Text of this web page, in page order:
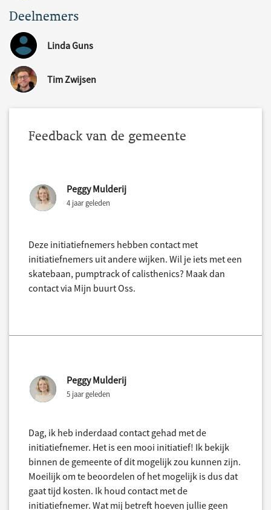
Deelnemers
Linda Guns
Tim Zwijsen
Feedback van de gemeente
Peggy Mulderij
4 jaar geleden
Deze initiatiefnemers hebben contact met
initiatiefnemers uit andere wijken. Wil je iets met een
skatebaan, pumptrack of calisthenics? Maak dan
contact via Mijn buurt Oss.
Peggy Mulderij
5 jaar geleden
Dag, ik heb inderdaad contact gehad met de
initiatiefnemer. Het is een mooi initiatief! Ik bekijk
binnen de gemeente of dit mogelijk zou kunnen zijn.
Moeilijk om te beoordelen of het mogelijk is dus dat
gaat tijd kosten. Ik houd contact met de
initiatiefnemer. Wat mij betreft hoeven jullie geen